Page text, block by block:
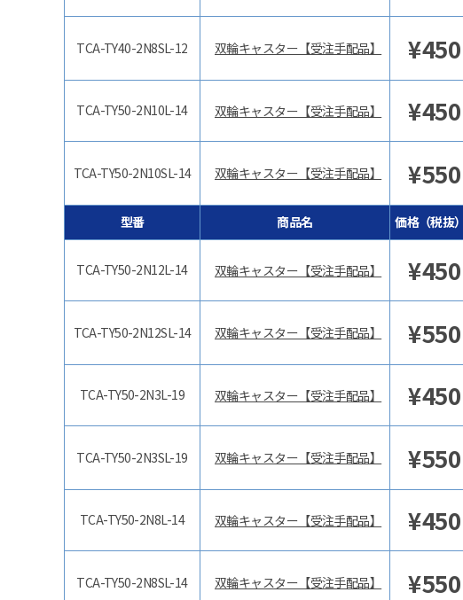
TCA-TY40-2N8SL-12 双輪キャスター【受注手配品】 ¥450
TCA-TY50-2N10L-14 双輪キャスター【受注手配品】 ¥450
TCA-TY50-2N10SL-14 双輪キャスター【受注手配品】 ¥550
型番 商品名 価格（税抜）
TCA-TY50-2N12L-14 双輪キャスター【受注手配品】 ¥450
TCA-TY50-2N12SL-14 双輪キャスター【受注手配品】 ¥550
TCA-TY50-2N3L-19 双輪キャスター【受注手配品】 ¥450
TCA-TY50-2N3SL-19 双輪キャスター【受注手配品】 ¥550
TCA-TY50-2N8L-14 双輪キャスター【受注手配品】 ¥450
TCA-TY50-2N8SL-14 双輪キャスター【受注手配品】 ¥550